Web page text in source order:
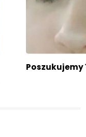
Poszukujemy